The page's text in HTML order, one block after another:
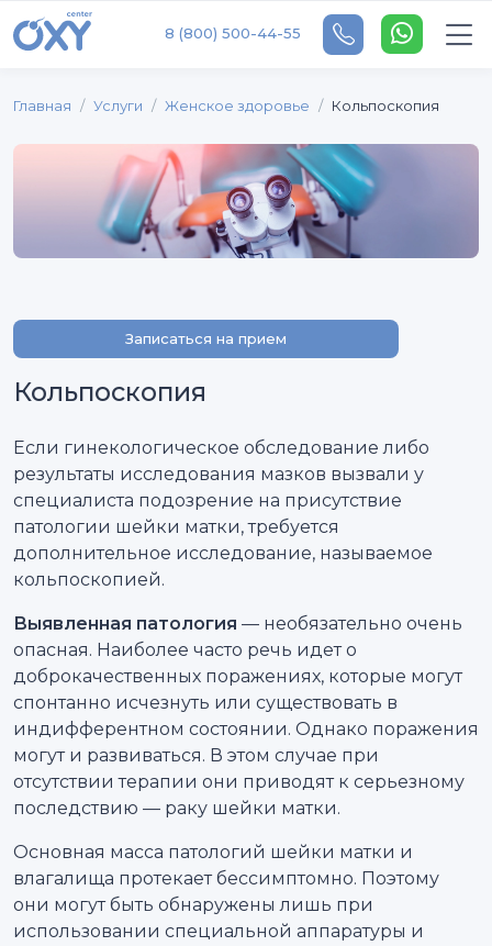
8 (800) 500-44-55
Главная Услуги Женское здоровье Кольпоскопия
Записаться на прием
Кольпоскопия
Если гинекологическое обследование либо
результаты исследования мазков вызвали у
специалиста подозрение на присутствие
патологии шейки матки, требуется
дополнительное исследование, называемое
кольпоскопией.
Выявленная патология — необязательно очень
опасная. Наиболее часто речь идет о
доброкачественных поражениях, которые могут
спонтанно исчезнуть или существовать в
индифферентном состоянии. Однако поражения
могут и развиваться. В этом случае при
отсутствии терапии они приводят к серьезному
последствию — раку шейки матки.
Основная масса патологий шейки матки и
влагалища протекает бессимптомно. Поэтому
они могут быть обнаружены лишь при
использовании специальной аппаратуры и